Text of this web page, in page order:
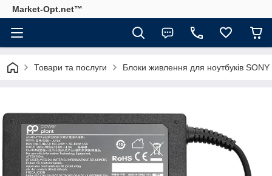
Market-Opt.net™
Товари та послуги Блоки живлення для ноутбуків SONY